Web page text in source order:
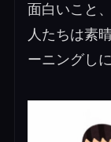
面白いこと
人たちは素
ーニングし